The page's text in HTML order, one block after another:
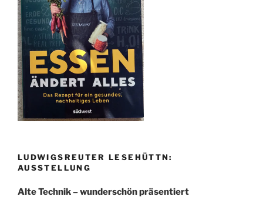
LUDWIGSREUTER LESEHÜTTN:
AUSSTELLUNG
Alte Technik – wunderschön präsentiert